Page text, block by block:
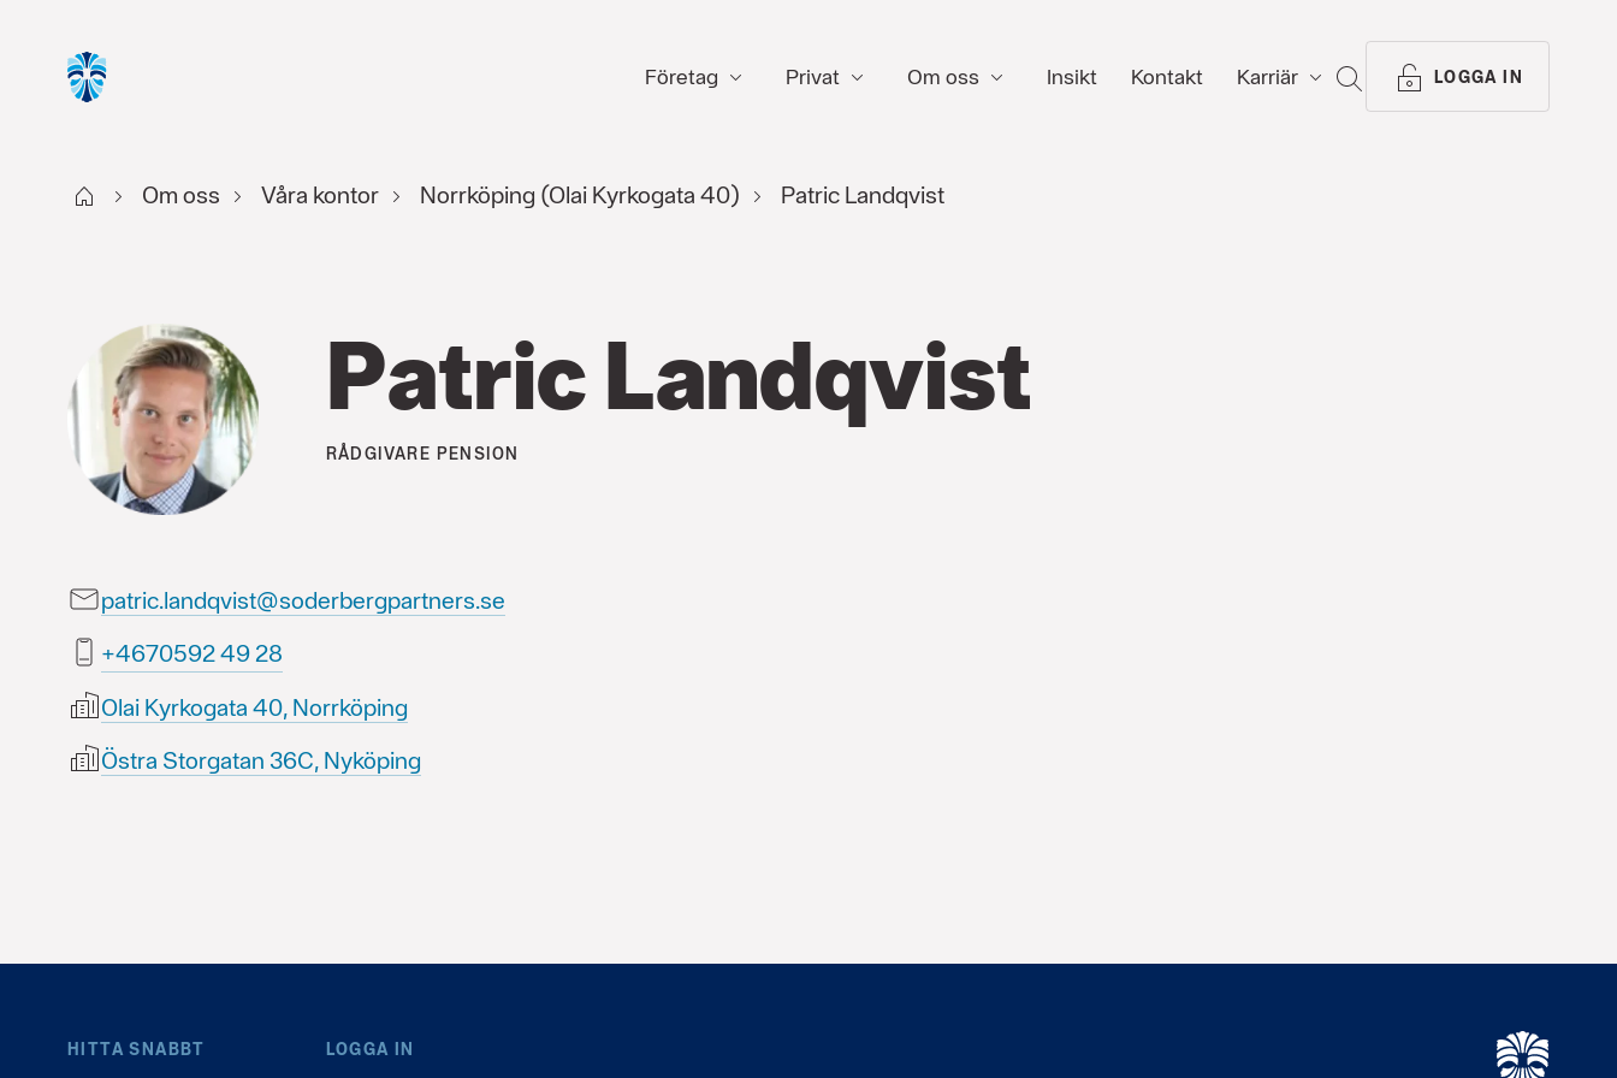
Företag Privat Om oss Insikt Kontakt Karriär SÖK LOGGA IN
Start Om oss Våra kontor Norrköping (Olai Kyrkogata 40) Patric Landqvist
Patric Landqvist
RÅDGIVARE PENSION
patric.landqvist@soderbergpartners.se
82 94 2950764+
Olai Kyrkogata 40, Norrköping
Östra Storgatan 36C, Nyköping
HITTA SNABBT LOGGA IN